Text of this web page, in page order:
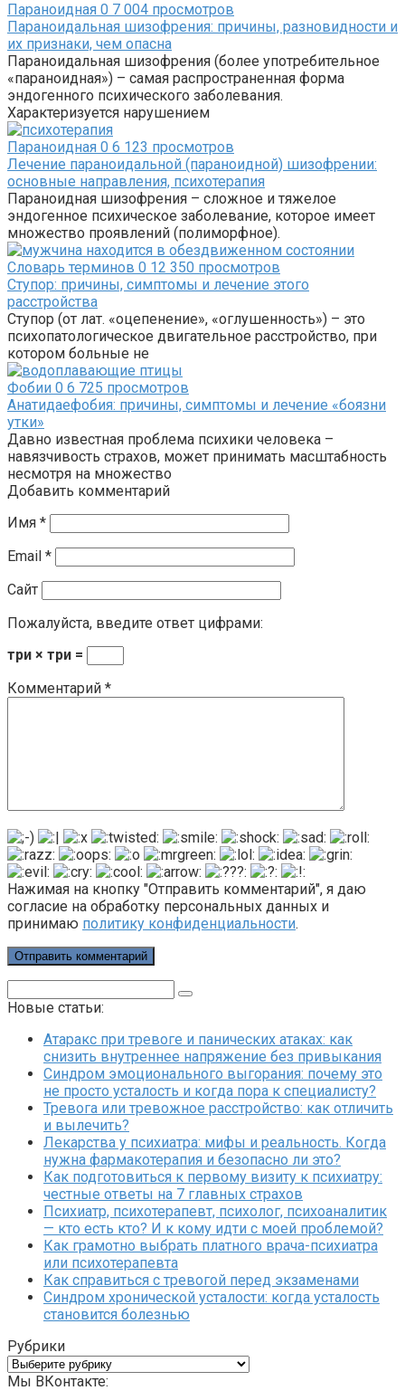
Параноидная 0 7 004 просмотров
Параноидальная шизофрения: причины, разновидности и
их признаки, чем опасна
Параноидальная шизофрения (более употребительное
«параноидная») – самая распространенная форма
эндогенного психического заболевания.
Характеризуется нарушением
Параноидная 0 6 123 просмотров
Лечение параноидальной (параноидной) шизофрении:
основные направления, психотерапия
Параноидная шизофрения – сложное и тяжелое
эндогенное психическое заболевание, которое имеет
множество проявлений (полиморфное).
Словарь терминов 0 12 350 просмотров
Ступор: причины, симптомы и лечение этого
расстройства
Ступор (от лат. «оцепенение», «оглушенность») – это
психопатологическое двигательное расстройство, при
котором больные не
Фобии 0 6 725 просмотров
Анатидаефобия: причины, симптомы и лечение «боязни
утки»
Давно известная проблема психики человека –
навязчивость страхов, может принимать масштабность
несмотря на множество
Добавить комментарий
Имя *
Email *
Сайт
Пожалуйста, введите ответ цифрами:
три × три =
Комментарий *
Нажимая на кнопку "Отправить комментарий", я даю
согласие на обработку персональных данных и
принимаю политику конфиденциальности.
Новые статьи:
Атаракс при тревоге и панических атаках: как
снизить внутреннее напряжение без привыкания
Синдром эмоционального выгорания: почему это
не просто усталость и когда пора к специалисту?
Тревога или тревожное расстройство: как отличить
и вылечить?
Лекарства у психиатра: мифы и реальность. Когда
нужна фармакотерапия и безопасно ли это?
Как подготовиться к первому визиту к психиатру:
честные ответы на 7 главных страхов
Психиатр, психотерапевт, психолог, психоаналитик
— кто есть кто? И к кому идти с моей проблемой?
Как грамотно выбрать платного врача-психиатра
или психотерапевта
Как справиться с тревогой перед экзаменами
Синдром хронической усталости: когда усталость
становится болезнью
Рубрики
Рубрики
Мы ВКонтакте: